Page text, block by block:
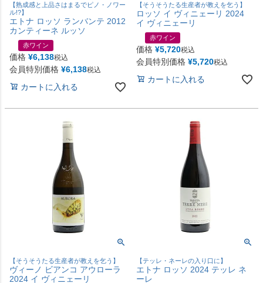
【熟成感と上品さはまるでピノ・ノワー
ル!?】
エトナ ロッソ ランバンテ 2012
カンティーネ ルッソ
赤ワイン
価格 ¥6,138税込
会員特別価格 ¥6,138税込
カートに入れる
【そうそうたる生産者が教えを乞う】
ロッソ イ ヴィニェーリ 2024
イ ヴィニェーリ
赤ワイン
価格 ¥5,720税込
会員特別価格 ¥5,720税込
カートに入れる
【そうそうたる生産者が教えを乞う】
ヴィーノ ビアンコ アウローラ
2024 イ ヴィニェーリ
【テッレ・ネーレの入り口に】
エトナ ロッソ 2024 テッレ ネ
ーレ